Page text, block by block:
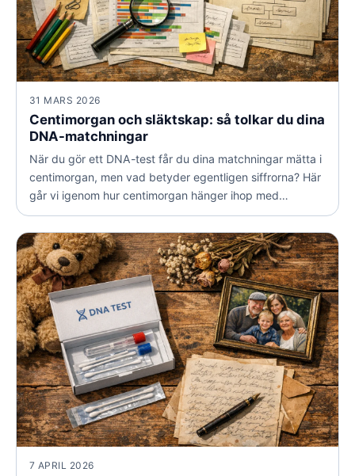
31 MARS 2026
Centimorgan och släktskap: så tolkar du dina
DNA-matchningar
När du gör ett DNA-test får du dina matchningar mätta i
centimorgan, men vad betyder egentligen siffrorna? Här
går vi igenom hur centimorgan hänger ihop med
släktskap, varför samma värde kan betyda olika saker
och hur du använder kunskapen i din egen
släktforskning.
7 APRIL 2026